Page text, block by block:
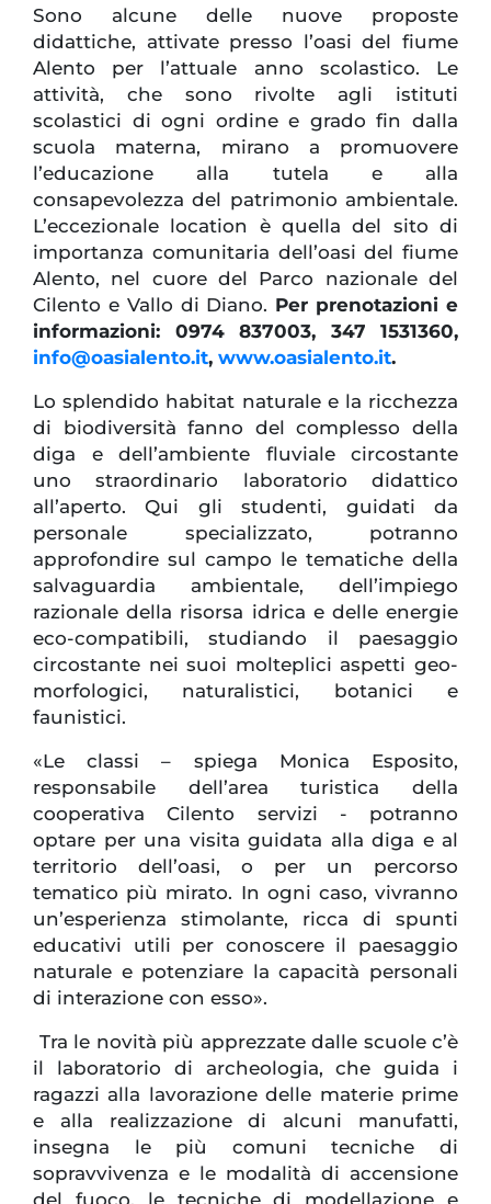
Sono alcune delle nuove proposte
didattiche, attivate presso l’oasi del fiume
Alento per l’attuale anno scolastico. Le
attività, che sono rivolte agli istituti
scolastici di ogni ordine e grado fin dalla
scuola materna, mirano a promuovere
l’educazione alla tutela e alla
consapevolezza del patrimonio ambientale.
L’eccezionale location è quella del sito di
importanza comunitaria dell’oasi del fiume
Alento, nel cuore del Parco nazionale del
Cilento e Vallo di Diano. Per prenotazioni e
informazioni: 0974 837003, 347 1531360,
info@oasialento.it, www.oasialento.it.
Lo splendido habitat naturale e la ricchezza
di biodiversità fanno del complesso della
diga e dell’ambiente fluviale circostante
uno straordinario laboratorio didattico
all’aperto. Qui gli studenti, guidati da
personale specializzato, potranno
approfondire sul campo le tematiche della
salvaguardia ambientale, dell’impiego
razionale della risorsa idrica e delle energie
eco-compatibili, studiando il paesaggio
circostante nei suoi molteplici aspetti geo-
morfologici, naturalistici, botanici e
faunistici.
«Le classi – spiega Monica Esposito,
responsabile dell’area turistica della
cooperativa Cilento servizi - potranno
optare per una visita guidata alla diga e al
territorio dell’oasi, o per un percorso
tematico più mirato. In ogni caso, vivranno
un’esperienza stimolante, ricca di spunti
educativi utili per conoscere il paesaggio
naturale e potenziare la capacità personali
di interazione con esso».
Tra le novità più apprezzate dalle scuole c’è
il laboratorio di archeologia, che guida i
ragazzi alla lavorazione delle materie prime
e alla realizzazione di alcuni manufatti,
insegna le più comuni tecniche di
sopravvivenza e le modalità di accensione